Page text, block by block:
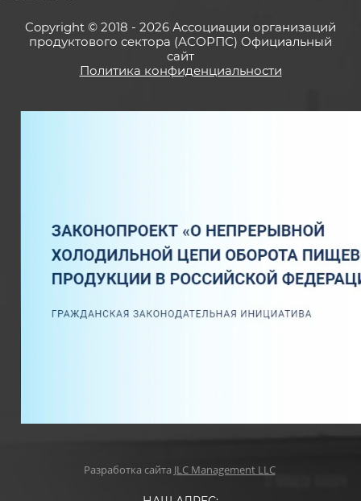
Copyright © 2018 - 2026 Ассоциации организаций
продуктового сектора (АСОРПС) Официальный
сайт
Политика конфиденциальности
Разработка сайта JLC Management LLC